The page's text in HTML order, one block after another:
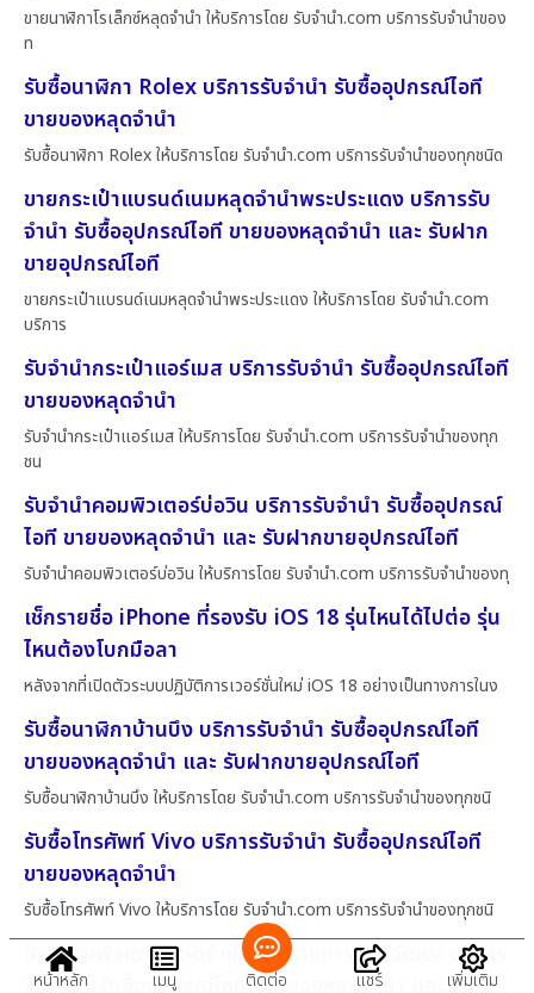
ขายนาฬิกาโรเล็กซ์หลุดจำนำ ให้บริการโดย รับจํานํา.com บริการรับจำนำของ
ท
รับซื้อนาฬิกา Rolex บริการรับจำนำ รับซื้ออุปกรณ์ไอที
ขายของหลุดจำนำ
รับซื้อนาฬิกา Rolex ให้บริการโดย รับจํานํา.com บริการรับจำนำของทุกชนิด
ขายกระเป๋าแบรนด์เนมหลุดจำนำพระประแดง บริการรับ
จำนำ รับซื้ออุปกรณ์ไอที ขายของหลุดจำนำ และ รับฝาก
ขายอุปกรณ์ไอที
ขายกระเป๋าแบรนด์เนมหลุดจำนำพระประแดง ให้บริการโดย รับจํานํา.com
บริการ
รับจำนำกระเป๋าแอร์เมส บริการรับจำนำ รับซื้ออุปกรณ์ไอที
ขายของหลุดจำนำ
รับจำนำกระเป๋าแอร์เมส ให้บริการโดย รับจํานํา.com บริการรับจำนำของทุก
ชน
รับจำนำคอมพิวเตอร์บ่อวิน บริการรับจำนำ รับซื้ออุปกรณ์
ไอที ขายของหลุดจำนำ และ รับฝากขายอุปกรณ์ไอที
รับจำนำคอมพิวเตอร์บ่อวิน ให้บริการโดย รับจํานํา.com บริการรับจำนำของทุ
เช็กรายชื่อ iPhone ที่รองรับ iOS 18 รุ่นไหนได้ไปต่อ รุ่น
ไหนต้องโบกมือลา
หลังจากที่เปิดตัวระบบปฏิบัติการเวอร์ชั่นใหม่ iOS 18 อย่างเป็นทางการในง
รับซื้อนาฬิกาบ้านบึง บริการรับจำนำ รับซื้ออุปกรณ์ไอที
ขายของหลุดจำนำ และ รับฝากขายอุปกรณ์ไอที
รับซื้อนาฬิกาบ้านบึง ให้บริการโดย รับจํานํา.com บริการรับจำนำของทุกชนิ
รับซื้อโทรศัพท์ Vivo บริการรับจำนำ รับซื้ออุปกรณ์ไอที
ขายของหลุดจำนำ
รับซื้อโทรศัพท์ Vivo ให้บริการโดย รับจํานํา.com บริการรับจำนำของทุกชนิ
ขายคอมพิวเตอร์หลุดจำนำศูนย์ราชการแจ้งวัฒนะ บริการ
รับจำนำ รับซื้ออุปกรณ์ไอที ขายของหลุดจำนำ และ รับ
หน้าหลัก เมนู ติดต่อ แชร์ เพิ่มเติม